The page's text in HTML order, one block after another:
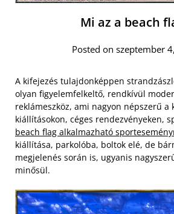
Mi az a beach
Posted on szeptember
A kifejezés tulajdonképpen
olyan figyelemfelkeltő, rendkívül
reklámeszköz, ami nagyon népszerű a
kiállításokon, céges rendezvényeken,
beach flag alkalmazható
kiállítása, parkolóba, boltok elé, de
megjelenés során is, ugyanis
minősül.